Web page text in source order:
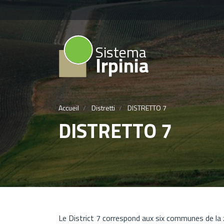
Sistema
Irpinia
Accueil Distretti DISTRETTO 7
DISTRETTO 7
Le District 7 correspond aux six communes de